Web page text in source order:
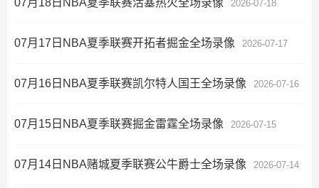
07月18日NBA夏季联赛活塞热火全场录像 2026-07-18
07月17日NBA夏季联赛开拓者掘金全场录像 2026-07-17
07月16日NBA夏季联赛凯尔特人国王全场录像 2026-07-16
07月15日NBA夏季联赛掘金雷霆全场录像 2026-07-15
07月14日NBA赌城夏季联赛公牛爵士全场录像 2026-07-14